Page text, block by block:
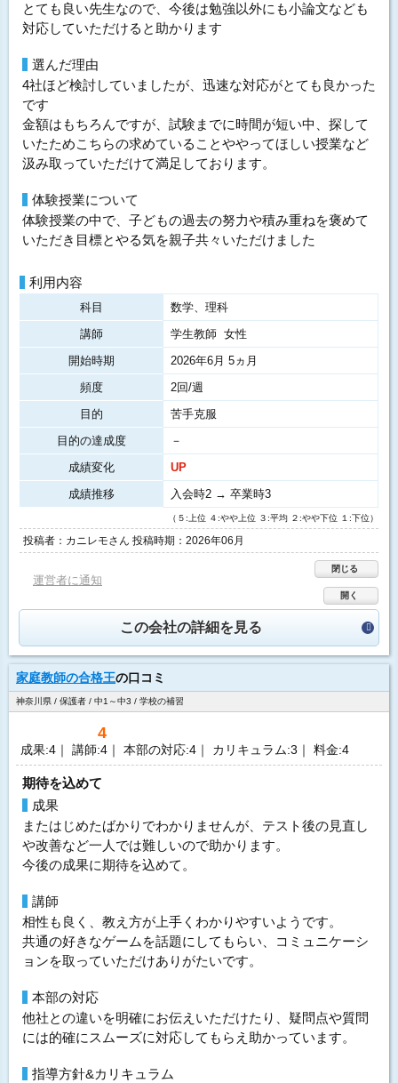
とても良い先生なので、今後は勉強以外にも小論文なども
対応していただけると助かります
選んだ理由
4社ほど検討していましたが、迅速な対応がとても良かった
です
金額はもちろんですが、試験までに時間が短い中、探して
いたためこちらの求めていることややってほしい授業など
汲み取っていただけて満足しております。
体験授業について
体験授業の中で、子どもの過去の努力や積み重ねを褒めて
いただき目標とやる気を親子共々いただけました
利用内容
科目
数学、理科
講師
学生教師 女性
開始時期
2026年6月 5ヵ月
頻度
2回/週
目的
苦手克服
目的の達成度
－
成績変化
UP
成績推移
入会時2 → 卒業時3
（５:上位 ４:やや上位 ３:平均 ２:やや下位 １:下位）
投稿者：カニレモさん 投稿時期：2026年06月
運営者に通知
閉じる
開く
この会社の詳細を見る
家庭教師の合格王の口コミ
神奈川県 / 保護者 / 中1～中3 / 学校の補習
4
成果:4｜ 講師:4｜ 本部の対応:4｜ カリキュラム:3｜ 料金:4
期待を込めて
成果
またはじめたばかりでわかりませんが、テスト後の見直し
や改善など一人では難しいので助かります。
今後の成果に期待を込めて。
講師
相性も良く、教え方が上手くわかりやすいようです。
共通の好きなゲームを話題にしてもらい、コミュニケーシ
ョンを取っていただけありがたいです。
本部の対応
他社との違いを明確にお伝えいただけたり、疑問点や質問
には的確にスムーズに対応してもらえ助かっています。
指導方針&カリキュラム